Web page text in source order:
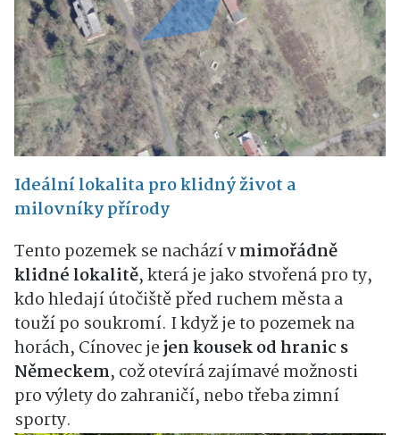
Ideální lokalita pro klidný život a
milovníky přírody
Tento pozemek se nachází vmimořádně
klidné lokalitě, která je jako stvořená pro ty,
kdo hledají útočiště před ruchem města a
touží po soukromí. I když je to pozemek na
horách, Cínovec jejen kousek od hranic s
Německem, což otevírá zajímavé možnosti
pro výlety do zahraničí, nebo třeba zimní
sporty.